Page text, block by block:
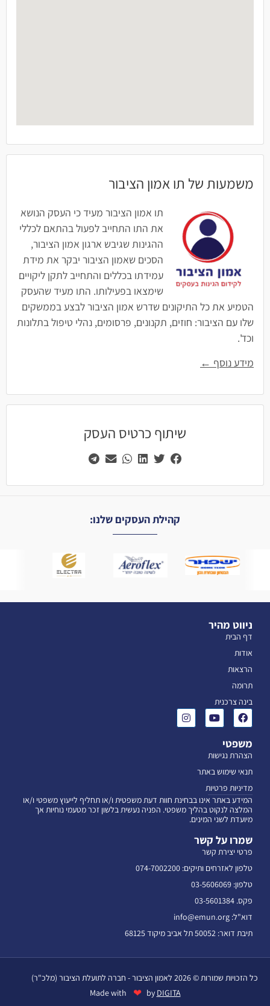
משמעות של תו אמון הציבור
תו אמון הציבור מעיד כי העסק הנושא
את התו התחייב לפעול בהתאם לכללי
ההגינות שגיבש ארגון אמון הציבור,
הסכים שאמון הציבור יבקר את מידת
עמידתו בכללים והתחייב לתקן ליקויים
שימצאו בפעילותו. התו מעיד שהעסק
הטמיע את כל התיקונים שדרש אמון הציבור לבצע בממשקים
שלו עם הציבור: חוזים, תקנונים, פרסומים, נהלי טיפול בתלונות
וכד'.
מידע נוסף ←
שיתוף כרטיס העסק
קהילת העסקים שלנו:
ניווט מהיר
דף הבית
אודות
הרצאות
תרומה
בינה צרכנית
משפטי
הצהרת נגישות
תנאי שימוש באתר
מדיניות פרטיות
המידע באתר אינו בבחינת חוות דעת משפטית ו/או תחליף לייעוץ משפטי ו/או
המלצה לנקוט בהליך משפטי. הפניה נעשית בלשון זכר מטעמי נוחיות אך
מיועדת לשני המינים.
שמרו על קשר
פרטי יצירת קשר
טלפון לאזרחים ותיקים: 074-7002200
טלפון: 03-5606069
פקס. 03-5601384
דוא"ל: info@emun.org
תיבת דואר: 50052 תל אביב מיקוד 68125
כל הזכויות שמורות © 2026 לאמון הציבור - חברה לתועלת הציבור (מלכ"ר)
Made with
❤ by DIGITA